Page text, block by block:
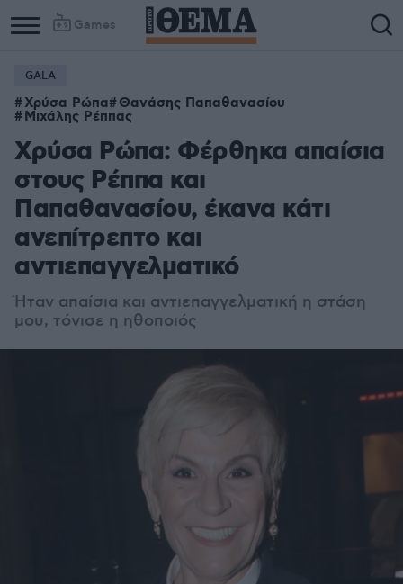
Games
GALA
Χρύσα Ρώπα Θανάσης Παπαθανασίου
Μιχάλης Ρέππας
Χρύσα Ρώπα: Φέρθηκα απαίσια
στους Ρέππα και
Παπαθανασίου, έκανα κάτι
ανεπίτρεπτο και
αντιεπαγγελματικό
Ήταν απαίσια και αντιεπαγγελματική η στάση
μου, τόνισε η ηθοποιός